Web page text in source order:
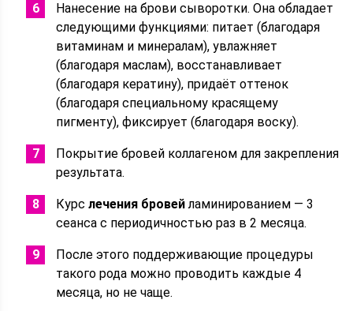
Нанесение на брови сыворотки. Она обладает
следующими функциями: питает (благодаря
витаминам и минералам), увлажняет
(благодаря маслам), восстанавливает
(благодаря кератину), придаёт оттенок
(благодаря специальному красящему
пигменту), фиксирует (благодаря воску).
Покрытие бровей коллагеном для закрепления
результата.
Курслечения бровейламинированием — 3
сеанса с периодичностью раз в 2 месяца.
После этого поддерживающие процедуры
такого рода можно проводить каждые 4
месяца, но не чаще.